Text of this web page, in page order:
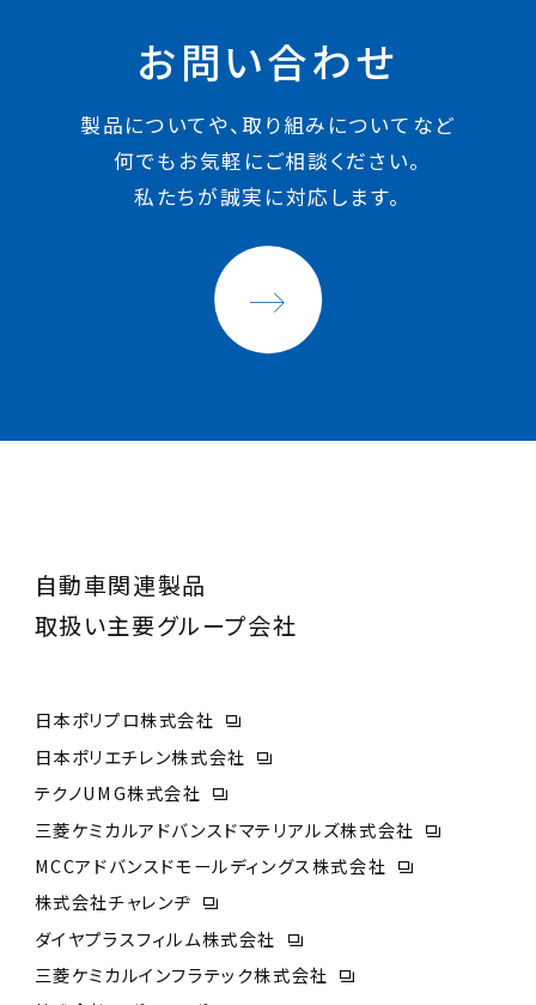
お問い合わせ
製品についてや、取り組みについてなど
何でもお気軽にご相談ください。
私たちが誠実に対応します。
自動車関連製品
取扱い主要グループ会社
日本ポリプロ株式会社
MCCアドバンスドモールディングス株式会社
三菱ケミカルアドバンスドマテリアルズ株式会社
株式会社チャレンヂ
ダイヤプラスフィルム株式会社
三菱ケミカルインフラテック株式会社
テクノUMG株式会社
日本ポリエチレン株式会社